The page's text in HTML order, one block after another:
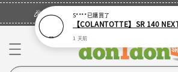
🎉登入會員・領取您的專屬折扣券！
S****已購買了
1 天前